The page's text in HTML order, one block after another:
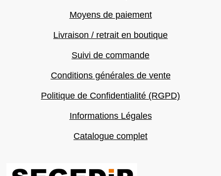
Moyens de paiement
Livraison / retrait en boutique
Suivi de commande
Conditions générales de vente
Politique de Confidentialité (RGPD)
Informations Légales
Catalogue complet